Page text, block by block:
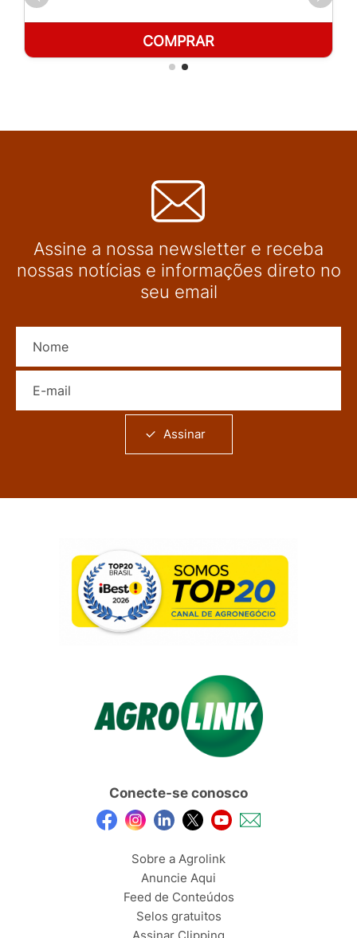
COMPRAR
Assine a nossa newsletter e receba
nossas notícias e informações direto no
seu email
Assinar
Conecte-se conosco
Sobre a Agrolink
Anuncie Aqui
Feed de Conteúdos
Selos gratuitos